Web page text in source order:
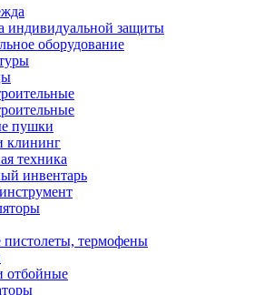
индивидуальной защиты
оборудование
пушки
клининг
техника
инвентарь
пистолеты, термофены
отбойные